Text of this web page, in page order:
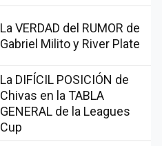
La VERDAD del RUMOR de
Gabriel Milito y River Plate
La DIFÍCIL POSICIÓN de
Chivas en la TABLA
GENERAL de la Leagues
Cup